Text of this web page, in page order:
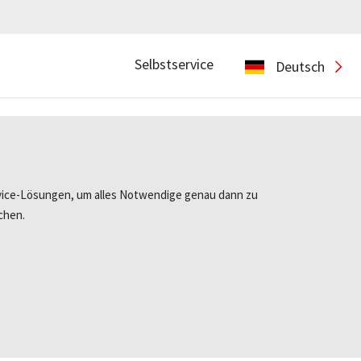
Selbstservice Deutsch
English
Lösungen, um alles Notwendige genau dann zu